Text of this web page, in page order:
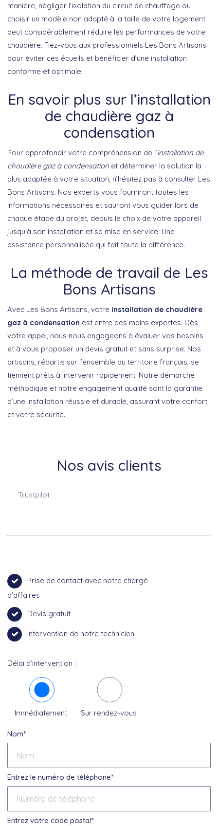
manière, négliger l’isolation du circuit de chauffage ou
choisir un modèle non adapté à la taille de votre logement
peut considérablement réduire les performances de votre
chaudière. Fiez-vous aux professionnels Les Bons Artisans
pour éviter ces écueils et bénéficier d’une installation
conforme et optimale.
En savoir plus sur l’installation
de chaudière gaz à
condensation
Pour approfondir votre compréhension de l’installation de
chaudière gaz à condensation et déterminer la solution la
plus adaptée à votre situation, n’hésitez pas à consulter Les
Bons Artisans. Nos experts vous fourniront toutes les
informations nécessaires et sauront vous guider lors de
chaque étape du projet, depuis le choix de votre appareil
jusqu’à son installation et sa mise en service. Une
assistance personnalisée qui fait toute la différence.
La méthode de travail de Les
Bons Artisans
Avec Les Bons Artisans, votre installation de chaudière
gaz à condensation est entre des mains expertes. Dès
votre appel, nous nous engageons à évaluer vos besoins
et à vous proposer un devis gratuit et sans surprise. Nos
artisans, répartis sur l’ensemble du territoire français, se
tiennent prêts à intervenir rapidement. Notre démarche
méthodique et notre engagement qualité sont la garantie
d’une installation réussie et durable, assurant votre confort
et votre sécurité.
Nos avis clients
Trustpilot
Prise de contact avec notre chargé
d'affaires
Devis gratuit
Intervention de notre technicien
Délai d’intervention :
Immédiatement Sur rendez-vous
Nom*
Entrez le numéro de téléphone*
Entrez votre code postal*